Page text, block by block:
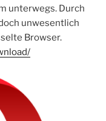
unterwegs. Durch
unwesentlich
Browser.